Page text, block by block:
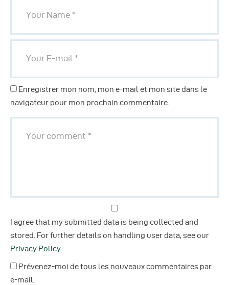
Enregistrer mon nom, mon e-mail et mon site dans le
navigateur pour mon prochain commentaire.
I agree that my submitted data is being collected and
stored. For further details on handling user data, see our
Privacy Policy
Prévenez-moi de tous les nouveaux commentaires par
e-mail.